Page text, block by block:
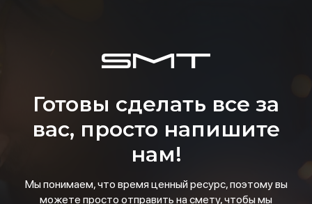
Готовы сделать все за
вас, просто напишите
нам!
Мы понимаем, что время ценный ресурс, поэтому вы
можете просто отправить на смету, чтобы мы